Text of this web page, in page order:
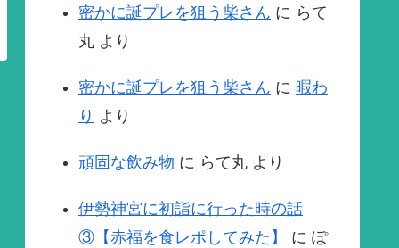
密かに誕プレを狙う柴さん に らて
丸 より
密かに誕プレを狙う柴さん に 暇わ
り より
頑固な飲み物 に らて丸 より
伊勢神宮に初詣に行った時の話
③【赤福を食レポしてみた】
に ぽ